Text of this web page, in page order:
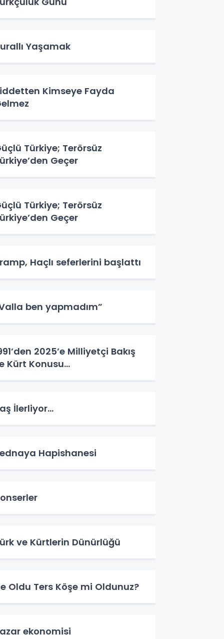
Yaşamak
Kimseye Fayda
Türkiye; Terörsüz
Geçer
Türkiye; Terörsüz
Geçer
Haçlı seferlerini başlattı
ben yapmadım”
2025’e Milliyetçi Bakış
Kürt Konusu…
İlerliyor…
Hapishanesi
ve Kürtlerin Dünürlüğü
Oldu Ters Köşe mi Oldunuz?
ekonomisi